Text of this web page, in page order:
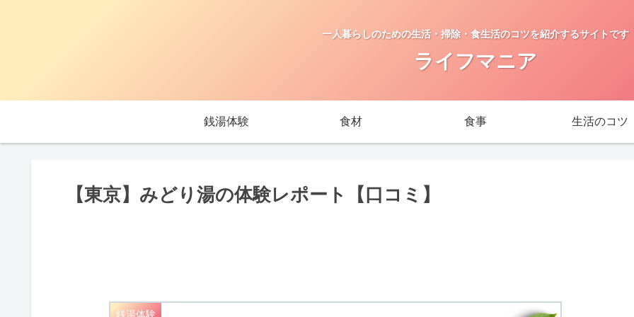
一人暮らしのための生活・掃除・食生活のコツを紹介するサイトです
ライフマニア
銭湯体験 食材 食事 生活のコツ
【東京】みどり湯の体験レポート【口コミ】
銭湯体験